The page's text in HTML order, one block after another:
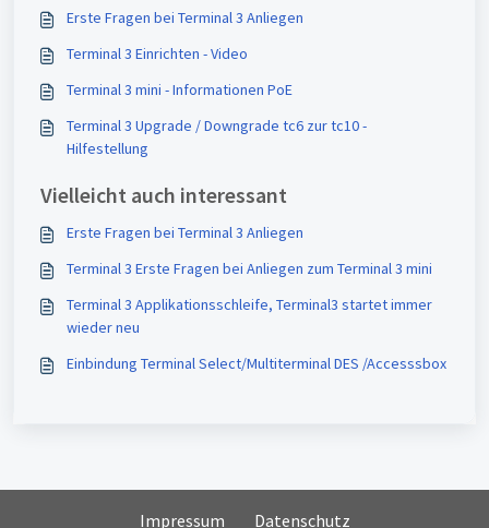
Erste Fragen bei Terminal 3 Anliegen
Terminal 3 Einrichten - Video
Terminal 3 mini - Informationen PoE
Terminal 3 Upgrade / Downgrade tc6 zur tc10 -
Hilfestellung
Vielleicht auch interessant
Erste Fragen bei Terminal 3 Anliegen
Terminal 3 Erste Fragen bei Anliegen zum Terminal 3 mini
Terminal 3 Applikationsschleife, Terminal3 startet immer
wieder neu
Einbindung Terminal Select/Multiterminal DES /Accesssbox
Impressum Datenschutz